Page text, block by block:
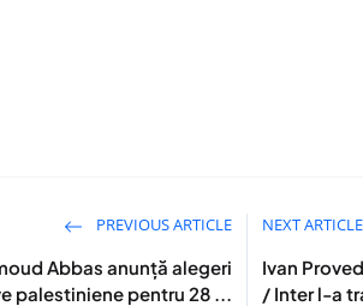
PREVIOUS ARTICLE
Abbas anunţă alegeri
palestiniene pentru 28 ...
NEXT ARTICLE
Ivan
/ Inter l-a